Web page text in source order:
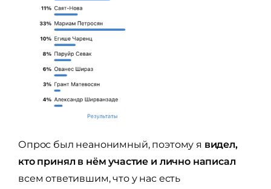
Опрос был неанонимный, поэтому я видел,
кто принял в нём участие и лично написал
всем ответившим, что у нас есть